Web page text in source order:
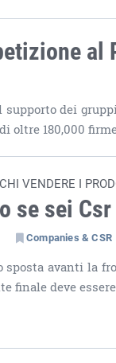
al
supporto dei
oltre 180,000
VENDERE I
se sei
Companies & CSR
sposta avanti la
finale deve